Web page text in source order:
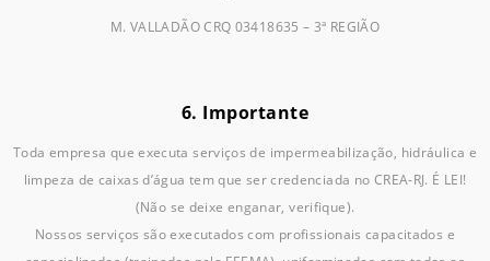
M. VALLADÃO CRQ 03418635 – 3ª REGIÃO
6. Importante
Toda empresa que executa serviços de impermeabilização, hidráulica e
limpeza de caixas d’água tem que ser credenciada no CREA-RJ. É LEI!
(Não se deixe enganar, verifique).
Nossos serviços são executados com profissionais capacitados e